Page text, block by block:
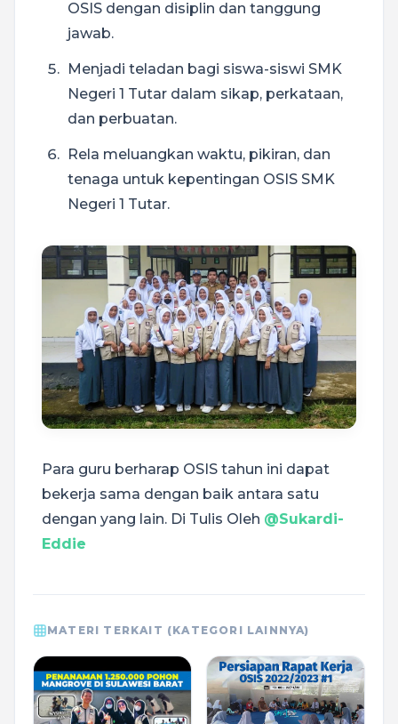
OSIS dengan disiplin dan tanggung
jawab.
Menjadi teladan bagi siswa-siswi SMK
Negeri 1 Tutar dalam sikap, perkataan,
dan perbuatan.
Rela meluangkan waktu, pikiran, dan
tenaga untuk kepentingan OSIS SMK
Negeri 1 Tutar.
Para guru berharap OSIS tahun ini dapat
bekerja sama dengan baik antara satu
dengan yang lain. Di Tulis Oleh @Sukardi-
Eddie
MATERI TERKAIT (KATEGORI LAINNYA)